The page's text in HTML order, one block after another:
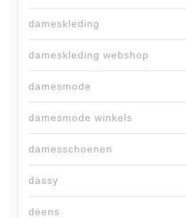
dameskleding
dameskleding webshop
damesmode
damesmode winkels
damesschoenen
dassy
deens